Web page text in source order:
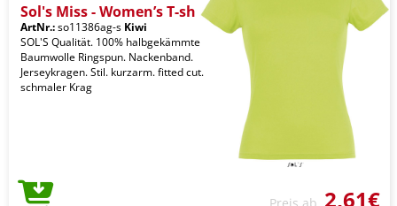
Sol's Miss - Women’s T-sh
ArtNr.:so11386ag-s Kiwi
SOL'S Qualität. 100% halbgekämmte
Baumwolle Ringspun. Nackenband.
Jerseykragen. Stil. kurzarm. fitted cut.
schmaler Krag
2,61€